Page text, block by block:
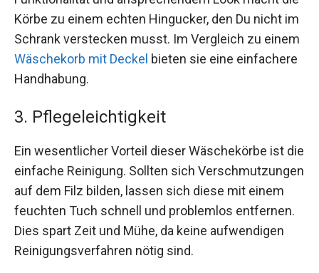
Körbe zu einem echten Hingucker, den Du nicht im
Schrank verstecken musst. Im Vergleich zu einem
Wäschekorb mit Deckel bieten sie eine einfachere
Handhabung.
3. Pflegeleichtigkeit
Ein wesentlicher Vorteil dieser Wäschekörbe ist die
einfache Reinigung. Sollten sich Verschmutzungen
auf dem Filz bilden, lassen sich diese mit einem
feuchten Tuch schnell und problemlos entfernen.
Dies spart Zeit und Mühe, da keine aufwendigen
Reinigungsverfahren nötig sind.